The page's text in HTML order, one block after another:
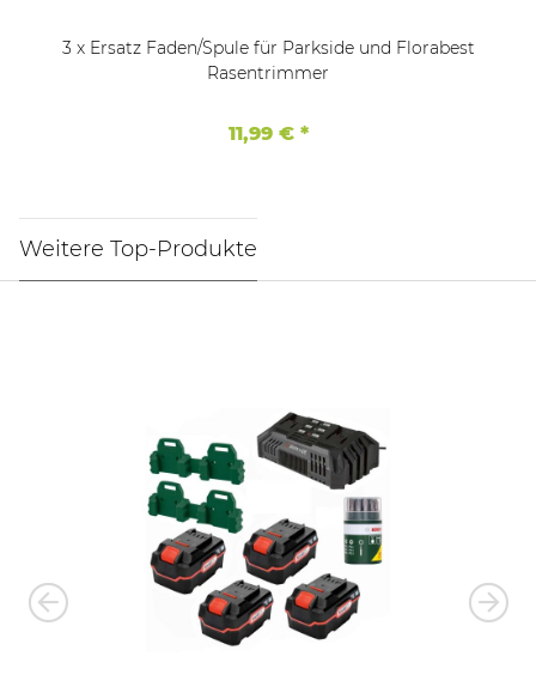
3 x Ersatz Faden/Spule für Parkside und Florabest
Rasentrimmer
11,99 € *
Weitere Top-Produkte